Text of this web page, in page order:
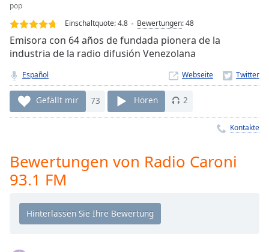
Loaded
0.00%
Stream
TypeLIVE
live,
currently
behind
LIVE
Remaining
Playback
Chapters
pop
Einschaltquote:4.8 Bewertungen:48
Emisora con 64 años de fundada pionera de la
industria de la radio difusión Venezolana
Español Webseite
Gefällt mir 73 Hören 2
Kontakte
Bewertungen von Radio Caroni
93.1 FM